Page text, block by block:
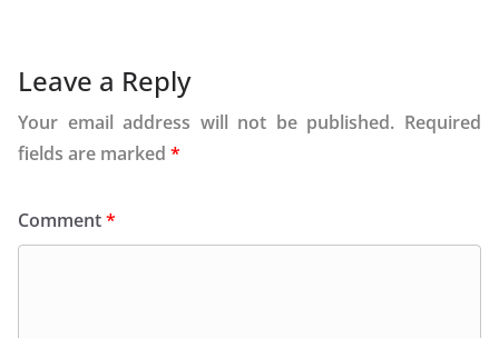
Leave a Reply
Your email address will not be published. Required
fields are marked *
Comment*